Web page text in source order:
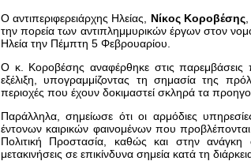
Ο αντιπεριφερειάρχης Ηλείας, Νίκος Κοροβέσης,
την πορεία των αντιπλημμυρικών έργων στον
Ηλεία την Πέμπτη 5 Φεβρουαρίου.
Ο κ. Κοροβέσης αναφέρθηκε στις παρεμβάσεις
εξέλιξη, υπογραμμίζοντας τη σημασία της
περιοχές που έχουν δοκιμαστεί σκληρά τα
Παράλληλα, σημείωσε ότι οι αρμόδιες
έντονων καιρικών φαινομένων που
Πολιτική Προστασία, καθώς και στην
μετακινήσεις σε επικίνδυνα σημεία κατά τη